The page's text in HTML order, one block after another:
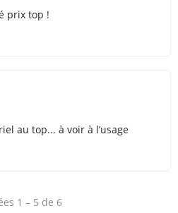
prix top !
au top... à voir à l’usage
1 – 5 de 6